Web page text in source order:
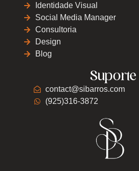
Identidade Visual
Social Media Manager
Consultoria
Design
Blog
Suporte
contact@sibarros.com
(925)316-3872